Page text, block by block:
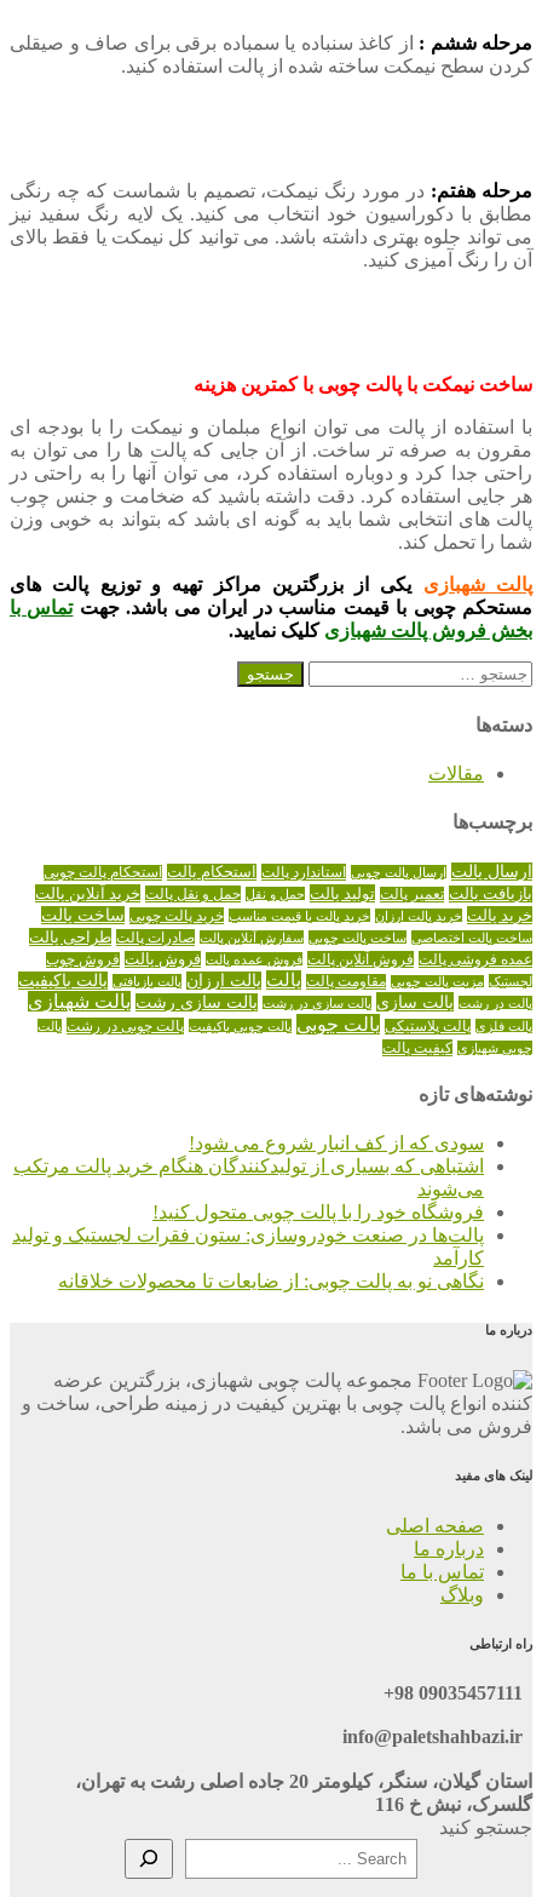
مرحله ششم : از کاغذ سنباده یا سمباده برقی برای صاف و صیقلی
کردن سطح نیمکت ساخته شده از پالت استفاده کنید.
مرحله هفتم: در مورد رنگ نیمکت، تصمیم با شماست که چه رنگی
مطابق با دکوراسیون خود انتخاب می کنید. یک لایه رنگ سفید نیز
می تواند جلوه بهتری داشته باشد. می توانید کل نیمکت یا فقط بالای
آن را رنگ آمیزی کنید.
ساخت نیمکت با پالت چوبی با کمترین هزینه
با استفاده از پالت می توان انواع مبلمان و نیمکت را با بودجه ای
مقرون به صرفه تر ساخت. از آن جایی که پالت ها را می توان به
راحتی جدا کرد و دوباره استفاده کرد، می توان آنها را به راحتی در
هر جایی استفاده کرد. دقت داشته باشید که ضخامت و جنس چوب
پالت های انتخابی شما باید به گونه ای باشد که بتواند به خوبی وزن
شما را تحمل کند.
پالت شهبازی یکی از بزرگترین مراکز تهیه و توزیع پالت های
مستحکم چوبی با قیمت مناسب در ایران می باشد. جهتتماس با
بخش فروش پالت شهبازی کلیک نمایید.
جستجو
دسته‌ها
مقالات
برچسب‌ها
ارسال پالت ارسال پالت چوبی استاندارد پالت استحکام پالت استحکام پالت چوبی
بازیافت پالت تعمیر پالت تولید پالت حمل و نقل حمل و نقل پالت خرید آنلاین پالت
خرید پالت خرید پالت ارزان خرید پالت با قیمت مناسب خرید پالت چوبی ساخت پالت
ساخت پالت اختصاصی ساخت پالت چوبی سفارش آنلاین پالت صادرات پالت طراحی پالت
عمده فروشی پالت فروش آنلاین پالت فروش عمده پالت فروش پالت فروش چوب
لجستیک مزیت پالت چوبی مقاومت پالت پالت پالت ارزان پالت بازیافتی پالت باکیفیت
پالت در رشت پالت سازی پالت سازی در رشت پالت سازی رشت پالت شهبازی
پالت فلزی پالت پلاستیکی پالت چوبی پالت چوبی باکیفیت پالت چوبی در رشت پالت
چوبی شهبازی کیفیت پالت
نوشته‌های تازه
سودی که از کف انبار شروع می شود!
اشتباهی که بسیاری از تولیدکنندگان هنگام خرید پالت مرتکب
می‌شوند
فروشگاه خود را با پالت چوبی متحول کنید!
پالت‌ها در صنعت خودروسازی: ستون فقرات لجستیک و تولید
کارآمد
نگاهی نو به پالت چوبی: از ضایعات تا محصولات خلاقانه
درباره ما
مجموعه پالت چوبی شهبازی، بزرگترین عرضه
کننده انواع پالت چوبی با بهترین کیفیت در زمینه طراحی، ساخت و
فروش می باشد.
لینک های مفید
صفحه اصلی
درباره ما
تماس با ما
وبلاگ
راه ارتباطی
09035457111 98+
info@paletshahbazi.ir
استان گیلان، سنگر، کیلومتر 20 جاده اصلی رشت به تهران،
گلسرک، نبش خ 116
جستجو کنید